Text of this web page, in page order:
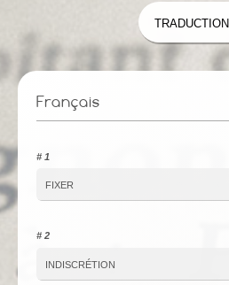
Français
# 1
fixer
# 2
indiscrétion